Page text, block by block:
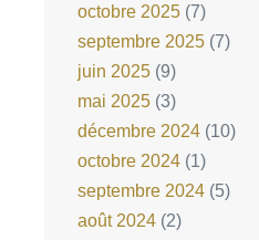
octobre 2025 (7)
septembre 2025 (7)
juin 2025 (9)
mai 2025 (3)
décembre 2024 (10)
octobre 2024 (1)
septembre 2024 (5)
août 2024 (2)